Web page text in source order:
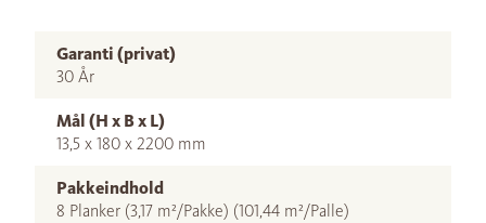
Garanti (privat)
30 År
Mål (H x B x L)
13,5 x 180 x 2200 mm
Pakkeindhold
8 Planker (3,17 m²/Pakke) (101,44 m²/Palle)